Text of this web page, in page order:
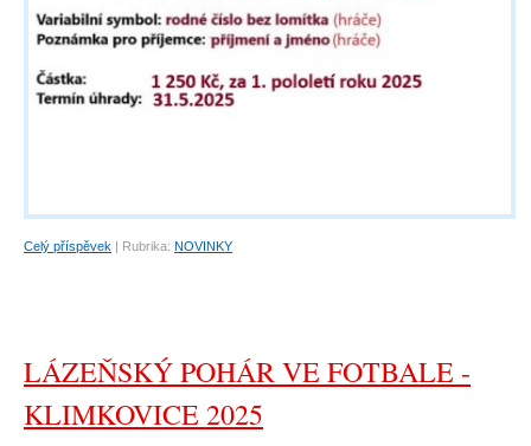
Celý příspěvek | Rubrika: NOVINKY
LÁZEŇSKÝ POHÁR VE FOTBALE -
KLIMKOVICE 2025